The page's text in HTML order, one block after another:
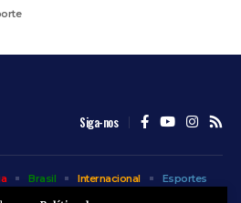
Siga-nos
Brasil Internacional
Esportes
Entretenimento